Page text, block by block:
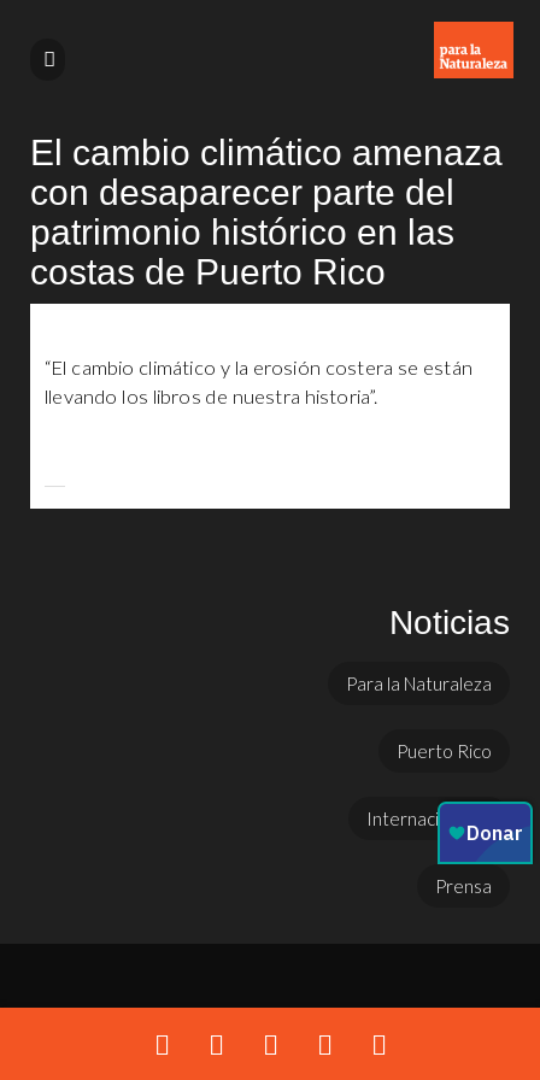
El cambio climático amenaza
con desaparecer parte del
patrimonio histórico en las
costas de Puerto Rico
“El cambio climático y la erosión costera se están
llevando los libros de nuestra historia”.
Noticias
Para la Naturaleza
Puerto Rico
Internacionales
Prensa